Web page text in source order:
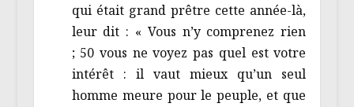
qui était grand prêtre cette année-là,
leur dit : « Vous n’y comprenez rien
; 50 vous ne voyez pas quel est votre
intérêt : il vaut mieux qu’un seul
homme meure pour le peuple, et que